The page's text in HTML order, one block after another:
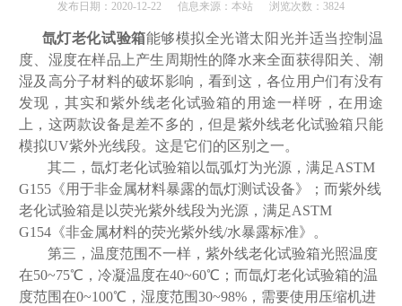
发布日期：2020-12-22 信息来源：本站 浏览次数：3824
氙灯老化试验箱能够模拟全光谱太阳光并适当控制温
度、湿度在样品上产生周期性的降水来全面获得阳关、潮
湿及高分子材料的破坏影响，看到这，各位用户们有没有
发现，其实和紫外线老化试验箱的用途一样呀，在用途
上，这两款设备是差不多的，但是紫外线老化试验箱只能
模拟UV紫外光线段。这是它们的区别之一。
其二，氙灯老化试验箱以氙弧灯为光源，满足ASTM
G155《用于非金属材料暴露的氙灯测试设备》；而紫外线
老化试验箱是以荧光紫外线段为光源，满足ASTM
G154《非金属材料的荧光紫外线/水暴露标准》。
第三，温度范围不一样，紫外线老化试验箱光照温度
在50~75℃，冷凝温度在40~60℃；而氙灯老化试验箱的温
度范围在0~100℃，湿度范围30~98%，需要使用压缩机进